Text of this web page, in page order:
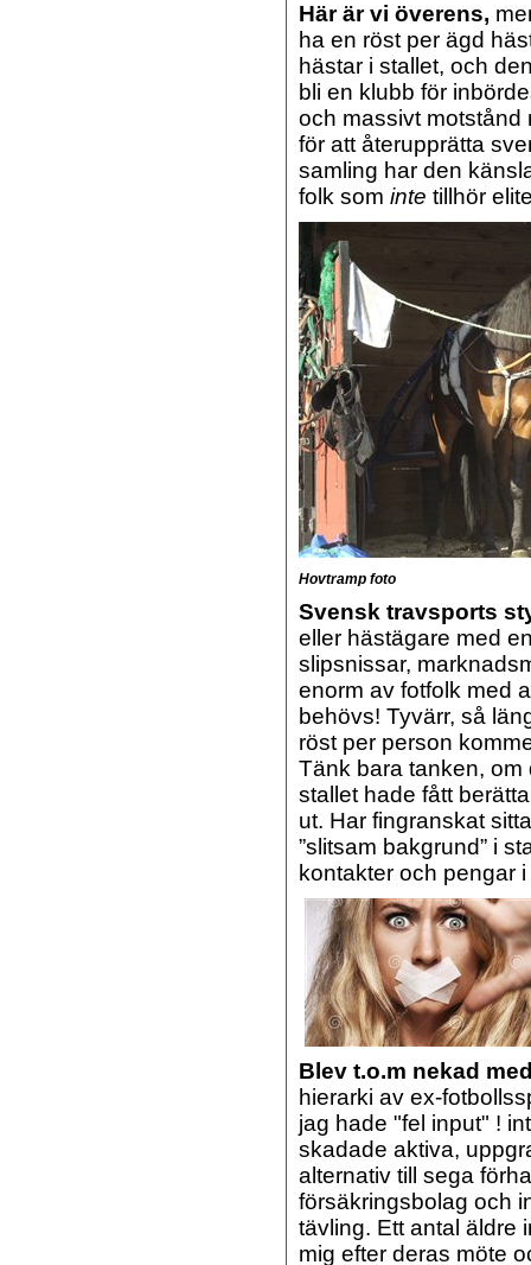
Här är vi överens,
ha en röst per ägd
hästar i stallet, och
bli en klubb för
och massivt motstånd
för att återupprätta
samling har den
folk som inte tillhör
Hovtramp foto
Svensk travsports
eller hästägare med
slipsnissar,
enorm av fotfolk med
behövs! Tyvärr, så
röst per person
Tänk bara tanken, om
stallet hade fått
ut. Har fingranskat
”slitsam bakgrund” i
kontakter och pengar
Blev t.o.m nekad
hierarki av ex-
jag hade "fel input" !
skadade aktiva,
alternativ till sega
försäkringsbolag och
tävling. Ett antal äldre
mig efter deras möte